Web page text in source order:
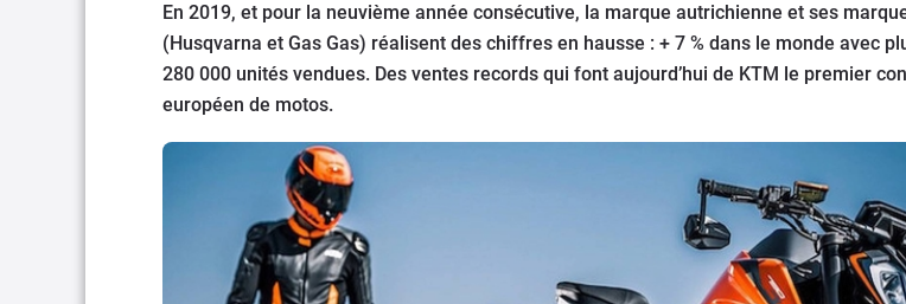
En 2019, et pour la neuvième année consécutive, la marque autrichienne et ses
(Husqvarna et Gas Gas) réalisent des chiffres en hausse : + 7 % dans le monde avec
280 000 unités vendues. Des ventes records qui font aujourd’hui de KTM le premier
européen de motos.